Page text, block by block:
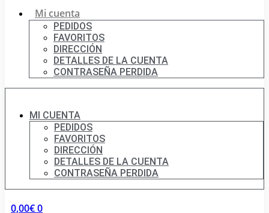
Mi cuenta
PEDIDOS
FAVORITOS
DIRECCIÓN
DETALLES DE LA CUENTA
CONTRASEÑA PERDIDA
MI CUENTA
PEDIDOS
FAVORITOS
DIRECCIÓN
DETALLES DE LA CUENTA
CONTRASEÑA PERDIDA
0,00€0